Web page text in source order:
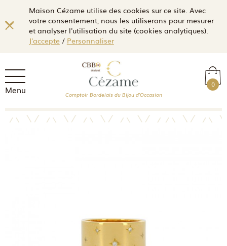
Maison Cézame utilise des cookies sur ce site. Avec
votre consentement, nous les utiliserons pour mesurer
et analyser l'utilisation du site (cookies analytiques).
J'accepte/ Personnaliser
Menu 0
Comptoir Bordelais du Bijou d'Occasion